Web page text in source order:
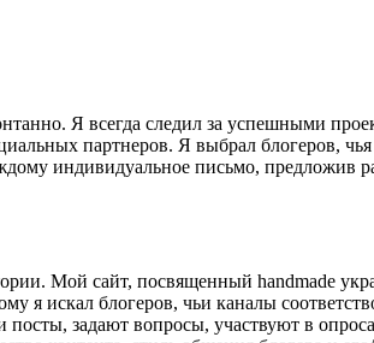
Я всегда следил за успешными
партнеров. Я выбрал блогеров, чья
индивидуальное письмо, предложив
Мой сайт, посвященный handmade
я искал блогеров, чьи каналы
посты, задают вопросы, участвуют в